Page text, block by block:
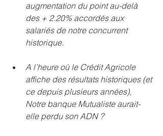
augmentation du point au-delà
des + 2.20% accordés aux
salariés de notre concurrent
historique.
A l’heure où le Crédit Agricole
affiche des résultats historiques (et
ce depuis plusieurs années),
Notre banque Mutualiste aurait-
elle perdu son ADN ?